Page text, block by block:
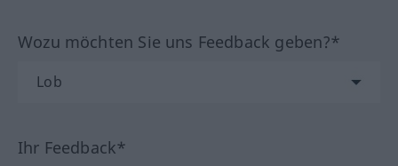
Wozu möchten Sie uns Feedback geben?*
Ihr Feedback*